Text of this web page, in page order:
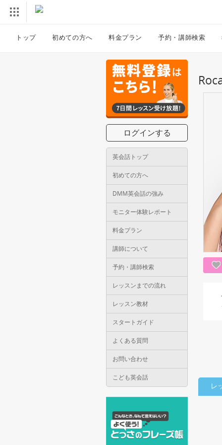
トップ 初めての方へ 料金プラン 予約・講師検索
ログインする
英会話トップ
初めての方へ
DMM英会話の強み
モニター体験レポート
料金プラン
講師について
予約・講師検索
レッスンまでの流れ
レッスン教材
スタートガイド
よくある質問
お問い合わせ
こども英会話
レ